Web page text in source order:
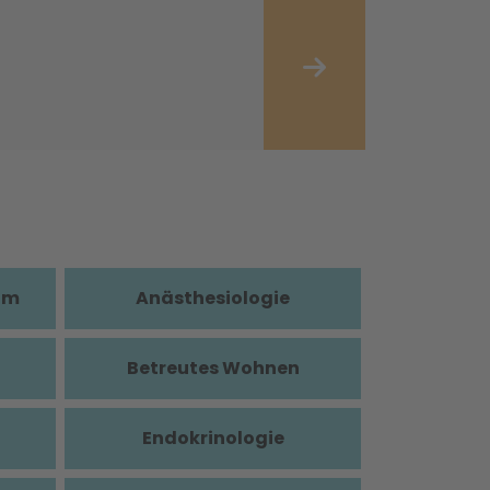
Anästhesiologie
Betreutes Wohnen
Endokrinologie